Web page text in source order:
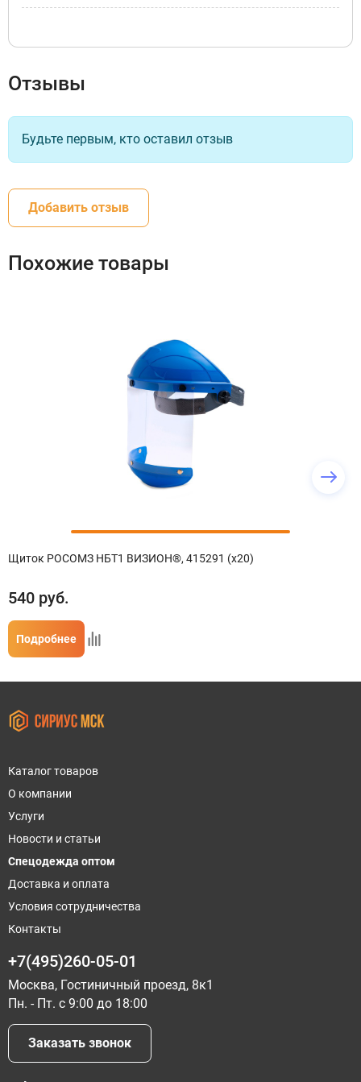
Отзывы
Будьте первым, кто оставил отзыв
Добавить отзыв
Похожие товары
Щиток РОСОМЗ НБТ1 ВИЗИОН®, 415291 (х20)
540 руб.
Подробнее
Каталог товаров
О компании
Услуги
Новости и статьи
Спецодежда оптом
Доставка и оплата
Условия сотрудничества
Контакты
+7(495)260-05-01
Москва, Гостиничный проезд, 8к1
Пн. - Пт. с 9:00 до 18:00
Заказать звонок